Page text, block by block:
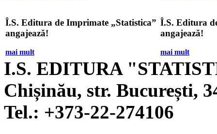
Î.S. Editura de Imprimate „Statistica”
angajează!
mai mult
Î.S. Editura
angajează!
mai mult
I.S. EDITURA
Chișinău, str. București,
Tel.: +373-22-274106